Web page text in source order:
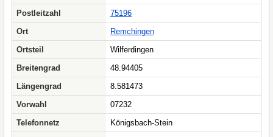
Postleitzahl
75196
Ort
Remchingen
Ortsteil
Wilferdingen
Breitengrad
48.94405
Längengrad
8.581473
Vorwahl
07232
Telefonnetz
Königsbach-Stein